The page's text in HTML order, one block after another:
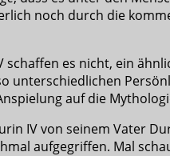
noch durch die
es nicht, ein
unterschiedlichen
auf die
IV von seinem Vater
aufgegriffen. Mal